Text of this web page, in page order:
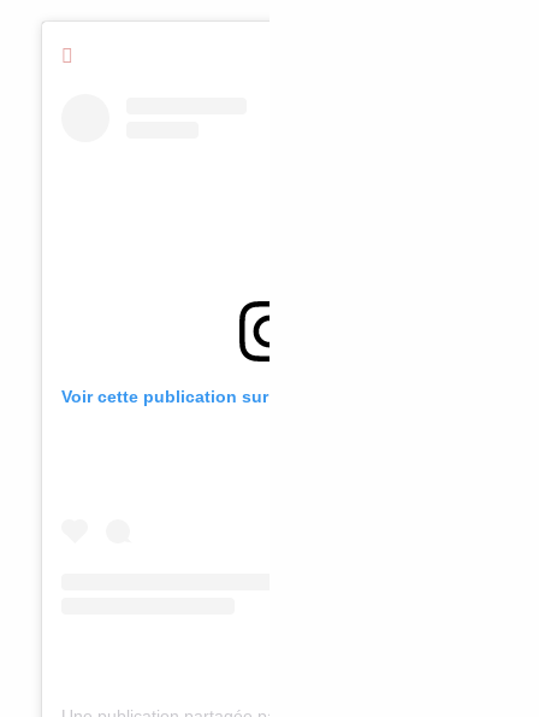
Voir cette publication sur Instagram